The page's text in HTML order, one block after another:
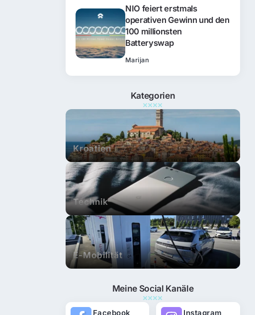
NIO feiert erstmals
operativen Gewinn und den
100 millionsten
Batteryswap
Marijan
Kategorien
Kroatien
Technik
E-Mobilität
Meine Social Kanäle
Facebook Instagram